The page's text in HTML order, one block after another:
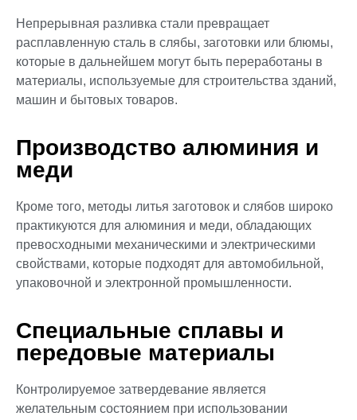
Непрерывная разливка стали превращает
расплавленную сталь в слябы, заготовки или блюмы,
которые в дальнейшем могут быть переработаны в
материалы, используемые для строительства зданий,
машин и бытовых товаров.
Производство алюминия и
меди
Кроме того, методы литья заготовок и слябов широко
практикуются для алюминия и меди, обладающих
превосходными механическими и электрическими
свойствами, которые подходят для автомобильной,
упаковочной и электронной промышленности.
Специальные сплавы и
передовые материалы
Контролируемое затвердевание является
желательным состоянием при использовании